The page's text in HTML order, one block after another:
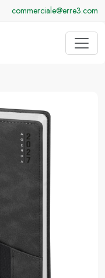
commerciale@erre3.com